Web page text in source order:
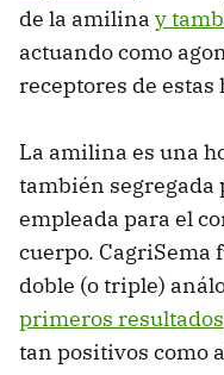
de la amilina y
actuando como
receptores de estas
La amilina es una
también segregada
empleada para el
cuerpo. CagriSema
doble (o triple)
primeros resultados
tan positivos como